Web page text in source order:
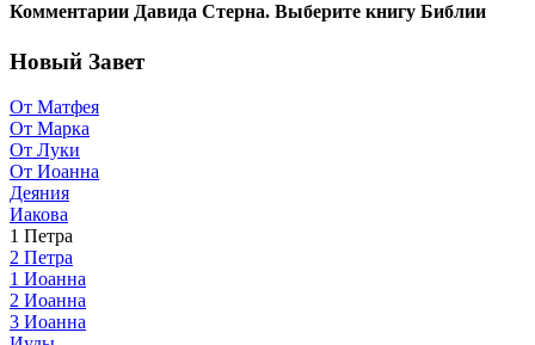
Комментарии Давида Стерна. Выберите книгу Библии
Новый Завет
От Матфея
От Марка
От Луки
От Иоанна
Деяния
Иакова
1 Петра
2 Петра
1 Иоанна
2 Иоанна
3 Иоанна